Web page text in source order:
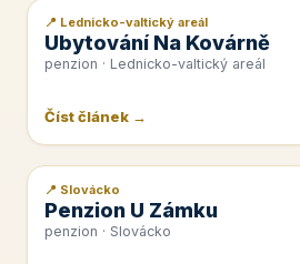
📰 PR článek
📍 Lednicko-valtický areál
Ubytování Na Kovárně
penzion · Lednicko-valtický areál
Číst článek →
📰 PR článek
📍 Slovácko
Penzion U Zámku
penzion · Slovácko